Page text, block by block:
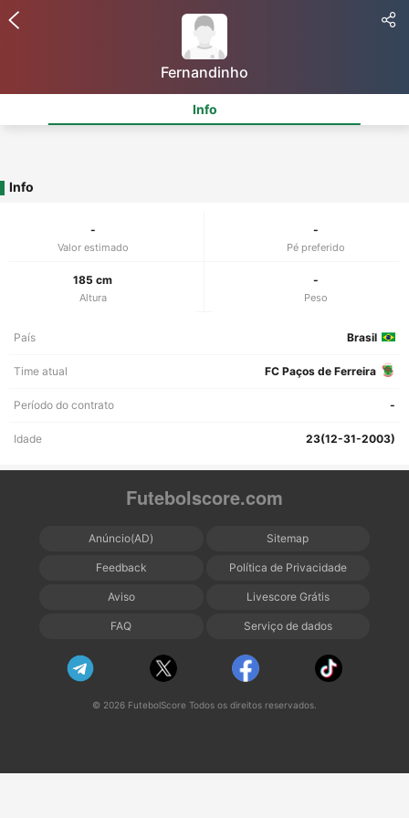
Fernandinho
Info
Info
-
Valor estimado
-
Pé preferido
185 cm
Altura
-
Peso
País Brasil
Time atual FC Paços de Ferreira
Período do contrato -
Idade 23(12-31-2003)
Futebolscore.com
Anúncio(AD) Sitemap
Feedback Política de Privacidade
Aviso Livescore Grátis
FAQ Serviço de dados
© 2026 FutebolScore Todos os direitos reservados.